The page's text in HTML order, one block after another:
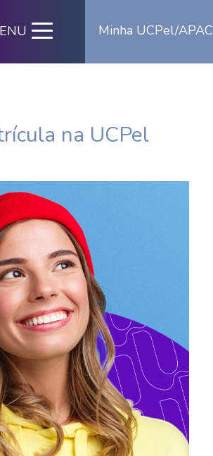
Minha UCPel/APAC
na UCPel